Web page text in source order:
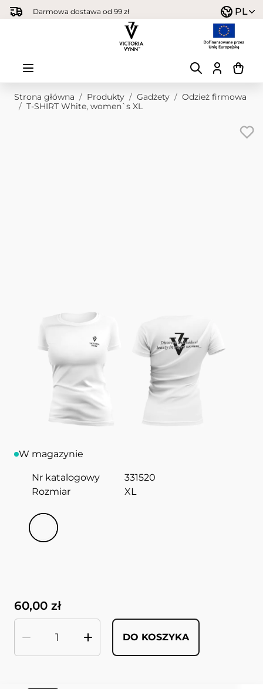
Przejdź do treści
Darmowa dostawa od 99 zł PL
Strona główna / Produkty / Gadżety / Odzież firmowa
/ T-SHIRT White, women`s XL
Koszulka
T-SHIRT White, women`s XL VICTORIA
VYNN
Koszulka damska o dopasowanym kroju, z
dekoltem w łódkę. Występuje w czterech
W magazynie
Nr katalogowy
331520
Rozmiar
XL
60,00 zł
DO KOSZYKA